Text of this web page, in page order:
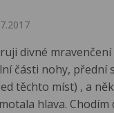
divné
části nohy, přední
těchto míst) , a
hlava. Chodím